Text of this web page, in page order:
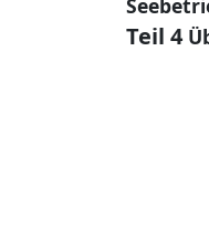
Teil 4